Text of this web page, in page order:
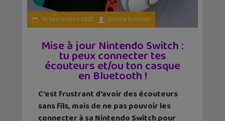
16 septembre 2021 Solène Kutzner
Mise à jour Nintendo Switch :
tu peux connecter tes
écouteurs et/ou ton casque
en Bluetooth !
C’est frustrant d’avoir des écouteurs
sans fils, mais de ne pas pouvoir les
connecter à sa Nintendo Switch pour